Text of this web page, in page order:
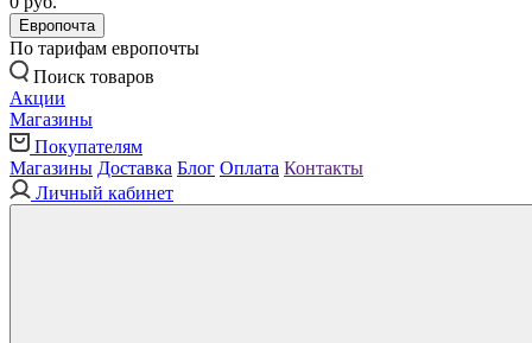
Европочта
По тарифам европочты
Поиск товаров
Акции
Магазины
Покупателям
Магазины Доставка Блог Оплата Контакты
Личный кабинет